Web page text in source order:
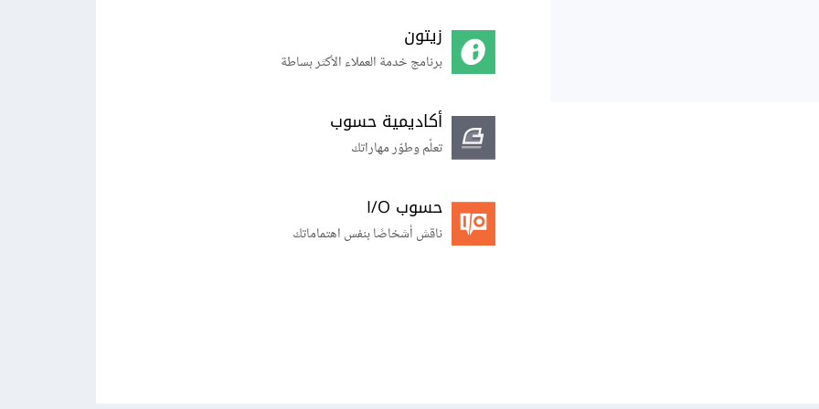
زيتون
برنامج خدمة العملاء الأكثر بساطة
أكاديمية حسوب
تعلّم وطوّر مهاراتك
حسوب I/O
ناقش أشخاصًا بنفس اهتماماتك